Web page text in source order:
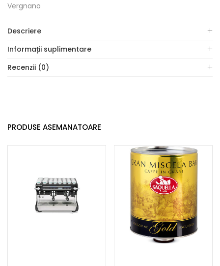
Vergnano
Descriere
Informații suplimentare
Recenzii (0)
PRODUSE ASEMANATOARE